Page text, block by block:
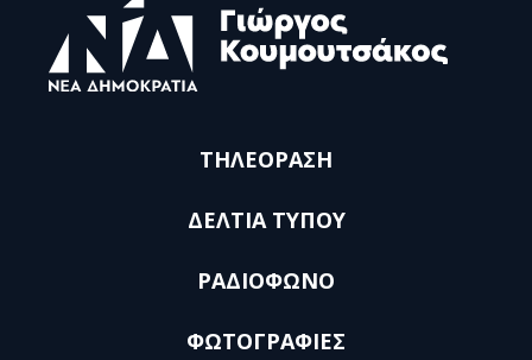
ΤΗΛΕΟΡΑΣΗ
ΔΕΛΤΙΑ ΤΥΠΟΥ
ΡΑΔΙΟΦΩΝΟ
ΦΩΤΟΓΡΑΦΙΕΣ